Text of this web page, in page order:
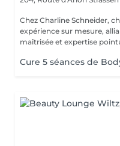
Chez Charline Schneider,
expérience sur mesure,
maîtrisée et expertise
Cure 5 séances de